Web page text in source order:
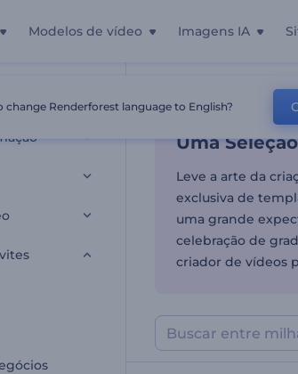
Modelos de vídeo Imagens IA
Uma
Início Templates
Uma
Leve a arte da
exclusiva de
uma grande
celebração de
criador de vídeos
change Renderforest language to English?